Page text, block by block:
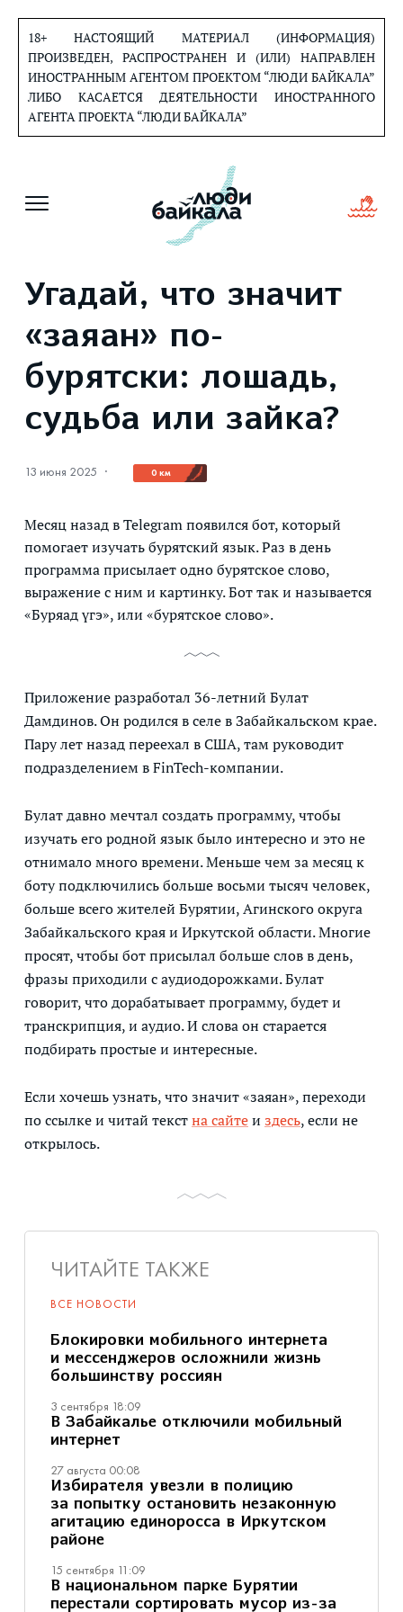
содержанию
18+ НАСТОЯЩИЙ МАТЕРИАЛ (ИНФОРМАЦИЯ)
ПРОИЗВЕДЕН, РАСПРОСТРАНЕН И (ИЛИ) НАПРАВЛЕН
ИНОСТРАННЫМ АГЕНТОМ ПРОЕКТОМ “ЛЮДИ БАЙКАЛА”
ЛИБО КАСАЕТСЯ ДЕЯТЕЛЬНОСТИ ИНОСТРАННОГО
АГЕНТА ПРОЕКТА “ЛЮДИ БАЙКАЛА”
Угадай, что значит
«заяан» по-
бурятски: лошадь,
судьба или зайка?
13 июня 2025 · 0 км
Месяц назад в Telegram появился бот, который
помогает изучать бурятский язык. Раз в день
программа присылает одно бурятское слово,
выражение с ним и картинку. Бот так и называется
«Буряад үгэ», или «бурятское слово».
Приложение разработал 36-летний Булат
Дамдинов. Он родился в селе в Забайкальском крае.
Пару лет назад переехал в США, там руководит
подразделением в FinTech-компании.
Булат давно мечтал создать программу, чтобы
изучать его родной язык было интересно и это не
отнимало много времени. Меньше чем за месяц к
боту подключились больше восьми тысяч человек,
больше всего жителей Бурятии, Агинского округа
Забайкальского края и Иркутской области. Многие
просят, чтобы бот присылал больше слов в день,
фразы приходили с аудиодорожками. Булат
говорит, что дорабатывает программу, будет и
транскрипция, и аудио. И слова он старается
подбирать простые и интересные.
Если хочешь узнать, что значит «заяан», переходи
по ссылке и читай текстна сайтеи здесь, если не
открылось.
ЧИТАЙТЕ ТАКЖЕ
ВСЕ НОВОСТИ
Блокировки мобильного интернета
и мессенджеров осложнили жизнь
большинству россиян
3 сентября 18:09
В Забайкалье отключили мобильный
интернет
27 августа 00:08
Избирателя увезли в полицию
за попытку остановить незаконную
агитацию единоросса в Иркутском
районе
15 сентября 11:09
В национальном парке Бурятии
перестали сортировать мусор из-за